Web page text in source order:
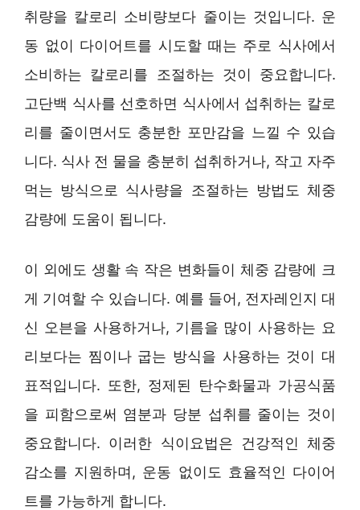
취량을 칼로리 소비량보다 줄이는 것입니다. 운
동 없이 다이어트를 시도할 때는 주로 식사에서
소비하는 칼로리를 조절하는 것이 중요합니다.
고단백 식사를 선호하면 식사에서 섭취하는 칼로
리를 줄이면서도 충분한 포만감을 느낄 수 있습
니다. 식사 전 물을 충분히 섭취하거나, 작고 자주
먹는 방식으로 식사량을 조절하는 방법도 체중
감량에 도움이 됩니다.
이 외에도 생활 속 작은 변화들이 체중 감량에 크
게 기여할 수 있습니다. 예를 들어, 전자레인지 대
신 오븐을 사용하거나, 기름을 많이 사용하는 요
리보다는 찜이나 굽는 방식을 사용하는 것이 대
표적입니다. 또한, 정제된 탄수화물과 가공식품
을 피함으로써 염분과 당분 섭취를 줄이는 것이
중요합니다. 이러한 식이요법은 건강적인 체중
감소를 지원하며, 운동 없이도 효율적인 다이어
트를 가능하게 합니다.